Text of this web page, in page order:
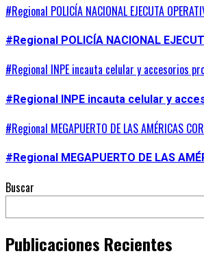
#Regional POLICÍA NACIONAL EJECUTA
#Regional POLICÍA NACIONAL
#Regional INPE incauta celular y accesorios
#Regional INPE incauta celular y
#Regional MEGAPUERTO DE LAS AMÉRICAS
#Regional MEGAPUERTO DE LAS
Buscar
Publicaciones Recientes